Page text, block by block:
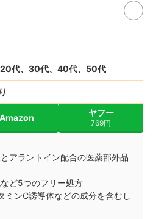
代、30代、40代、50代
Amazon ヤフー
769円
アラントイン配合の医薬部外品
ど5つのフリー処方
ミンC誘導体などの成分を含むし